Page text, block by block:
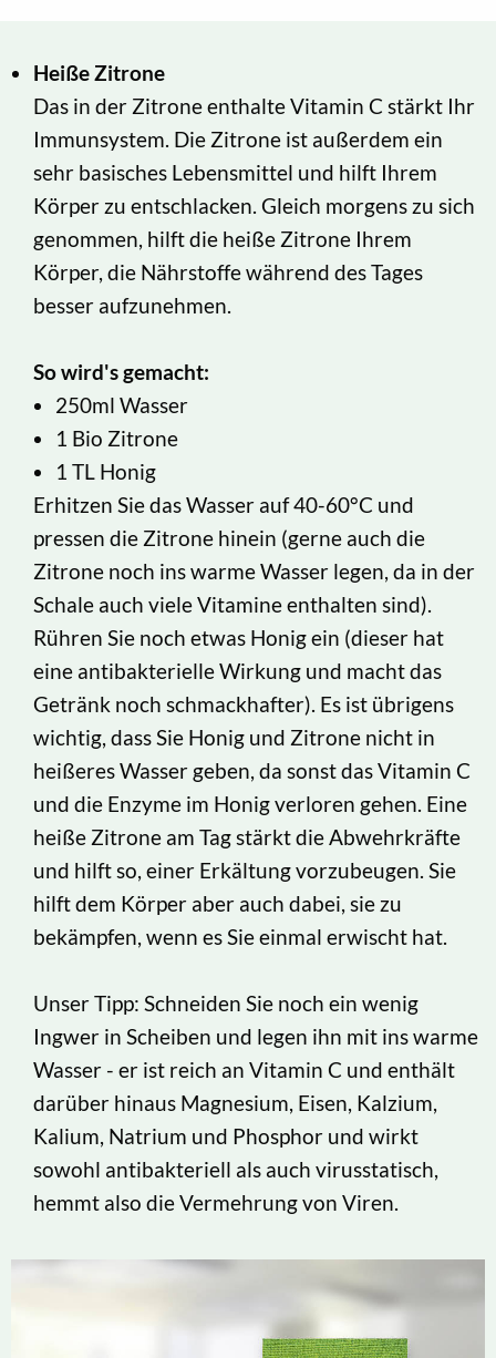
Heiße Zitrone
Das in der Zitrone enthalte Vitamin C stärkt Ihr
Immunsystem. Die Zitrone ist außerdem ein
sehr basisches Lebensmittel und hilft Ihrem
Körper zu entschlacken. Gleich morgens zu sich
genommen, hilft die heiße Zitrone Ihrem
Körper, die Nährstoffe während des Tages
besser aufzunehmen.
So wird's gemacht:
250ml Wasser
1 Bio Zitrone
1 TL Honig
Erhitzen Sie das Wasser auf 40-60°C und
pressen die Zitrone hinein (gerne auch die
Zitrone noch ins warme Wasser legen, da in der
Schale auch viele Vitamine enthalten sind).
Rühren Sie noch etwas Honig ein (dieser hat
eine antibakterielle Wirkung und macht das
Getränk noch schmackhafter). Es ist übrigens
wichtig, dass Sie Honig und Zitrone nicht in
heißeres Wasser geben, da sonst das Vitamin C
und die Enzyme im Honig verloren gehen. Eine
heiße Zitrone am Tag stärkt die Abwehrkräfte
und hilft so, einer Erkältung vorzubeugen. Sie
hilft dem Körper aber auch dabei, sie zu
bekämpfen, wenn es Sie einmal erwischt hat.
Unser Tipp: Schneiden Sie noch ein wenig
Ingwer in Scheiben und legen ihn mit ins warme
Wasser - er ist reich an Vitamin C und enthält
darüber hinaus Magnesium, Eisen, Kalzium,
Kalium, Natrium und Phosphor und wirkt
sowohl antibakteriell als auch virusstatisch,
hemmt also die Vermehrung von Viren.